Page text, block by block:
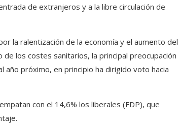
de extranjeros y a la libre circulación de
la ralentización de la economía y el aumento del
de los costes sanitarios, la principal preocupación
próximo, en principio ha dirigido voto hacia
con el 14,6% los liberales (FDP), que